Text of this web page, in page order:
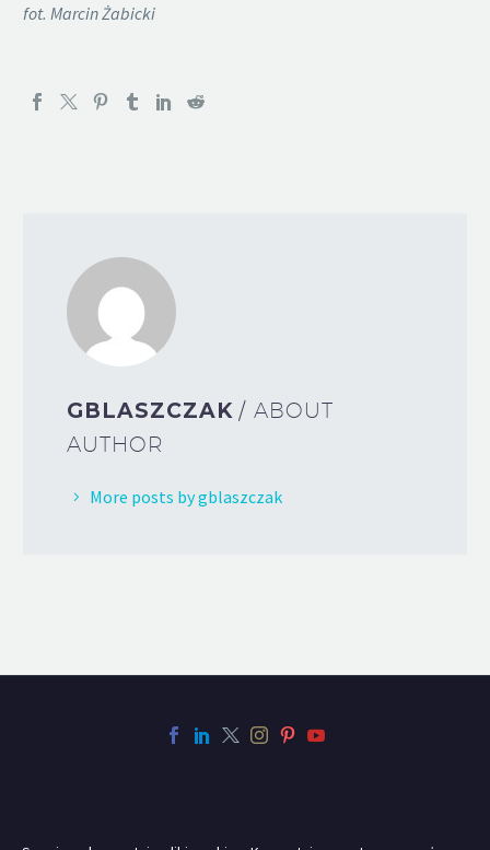
fot. Marcin Żabicki
GBLASZCZAK/ ABOUT
AUTHOR
More posts by gblaszczak